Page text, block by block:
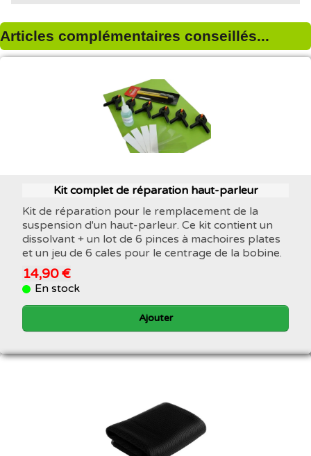
Articles complémentaires conseillés...
Kit complet de réparation haut-parleur
Kit de réparation pour le remplacement de la
suspension d'un haut-parleur. Ce kit contient un
dissolvant + un lot de 6 pinces à machoires plates
et un jeu de 6 cales pour le centrage de la bobine.
14,90 €
En stock
Ajouter